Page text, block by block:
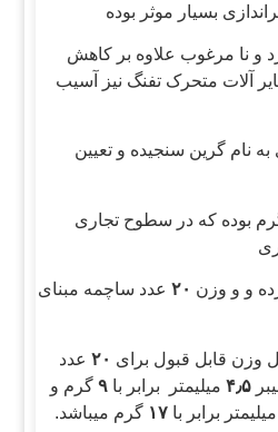
بسیار موثر بوده
و نا مرغوب علاوه بر کاهش
آلات متحرک تفنگ نیز آسیب
نام گرین سنجیده و تعیین
بوده که در سطوح تجاری
و و وزن ۲۰ عدد ساچمه مبنای
وزن قابل قبول برای ۲۰ عدد
۴٫۵ میلیمتر برابر با۹ گرم و
میلیمتر برابر با۱۷ گرم میباشد.